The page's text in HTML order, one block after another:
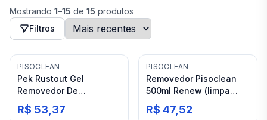
Mostrando 1–15 de 15 produtos
Filtros
PISOCLEAN
Pek Rustout Gel
Removedor De
Ferrugens Para Todos
Tipos De Superfícies
R$ 53,37
PISOCLEAN
Removedor Pisoclean
500ml Renew (limpa
Rejunte)
R$ 47,52